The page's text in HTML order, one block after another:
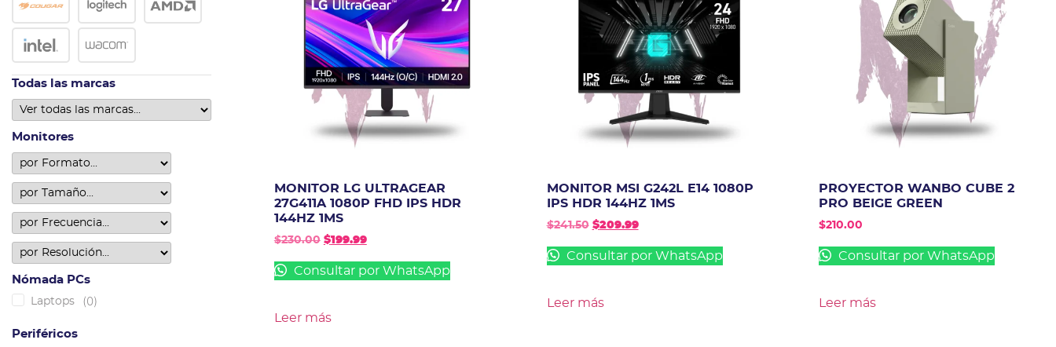
Todas las marcas
Monitores
Nómada PCs
Laptops (0)
Periféricos
MONITOR LG ULTRAGEAR
27G411A 1080P FHD IPS HDR
144HZ 1MS
$230.00 $199.99
Consultar por WhatsApp
Leer más
MONITOR MSI G242L E14 1080P
IPS HDR 144HZ 1MS
$241.50 $209.99
Consultar por WhatsApp
Leer más
PROYECTOR WANBO CUBE 2
PRO BEIGE GREEN
$210.00
Consultar por WhatsApp
Leer más